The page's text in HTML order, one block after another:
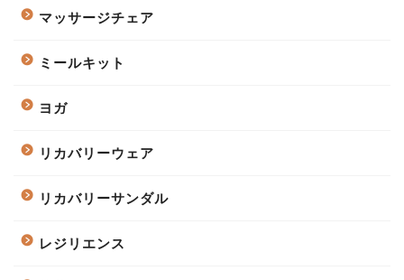
マッサージチェア
ミールキット
ヨガ
リカバリーウェア
リカバリーサンダル
レジリエンス